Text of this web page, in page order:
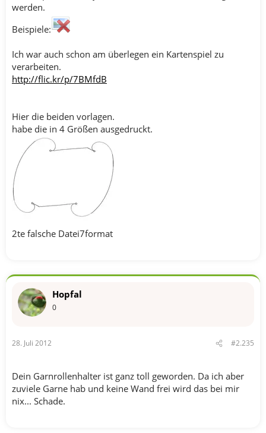
werden.
Beispiele:
Ich war auch schon am überlegen ein Kartenspiel zu
verarbeiten.
http://flic.kr/p/7BMfdB
Hier die beiden vorlagen.
habe die in 4 Größen ausgedruckt.
2te falsche Datei7format
Hopfal
0
28. Juli 2012 #2.235
Dein Garnrollenhalter ist ganz toll geworden. Da ich aber
zuviele Garne hab und keine Wand frei wird das bei mir
nix... Schade.